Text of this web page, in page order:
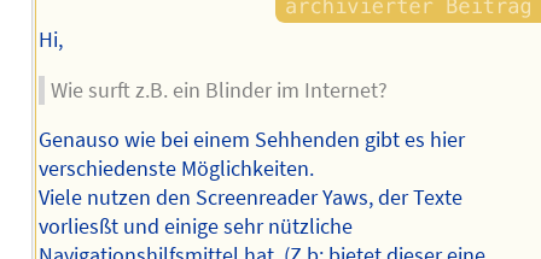
Hi,
Wie surft z.B. ein Blinder im Internet?
Genauso wie bei einem Sehhenden gibt es hier
verschiedenste Möglichkeiten.
Viele nutzen den Screenreader Yaws, der Texte
vorliesßt und einige sehr nützliche